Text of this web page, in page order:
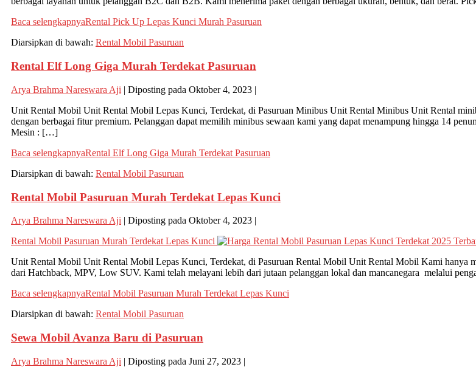
Baca selengkapnyaRental Pick Up Lepas Kunci Murah Pasuruan
Diarsipkan di bawah: Rental Mobil Pasuruan
Rental Elf Long Giga Murah Terdekat Pasuruan
Arya Brahma Nareswara Aji | Diposting pada Oktober 4, 2023 |
Unit Rental Mobil Unit Rental Mobil Lepas Kunci, Terdekat, di Pasuruan Minibus Unit Rental Minibus Unit Rental
dengan berbagai fitur premium. Pelanggan dapat memilih minibus sewaan kami yang dapat menampung hingga 14
Mesin : […]
Baca selengkapnyaRental Elf Long Giga Murah Terdekat Pasuruan
Diarsipkan di bawah: Rental Mobil Pasuruan
Rental Mobil Pasuruan Murah Terdekat Lepas Kunci
Arya Brahma Nareswara Aji | Diposting pada Oktober 4, 2023 |
Rental Mobil Pasuruan Murah Terdekat Lepas Kunci
Unit Rental Mobil Unit Rental Mobil Lepas Kunci, Terdekat, di Pasuruan Rental Mobil Unit Rental Mobil Kami hanya
dari Hatchback, MPV, Low SUV. Kami telah melayani lebih dari jutaan pelanggan lokal dan mancanegara melalui
Baca selengkapnyaRental Mobil Pasuruan Murah Terdekat Lepas Kunci
Diarsipkan di bawah: Rental Mobil Pasuruan
Sewa Mobil Avanza Baru di Pasuruan
Arya Brahma Nareswara Aji | Diposting pada Juni 27, 2023 |